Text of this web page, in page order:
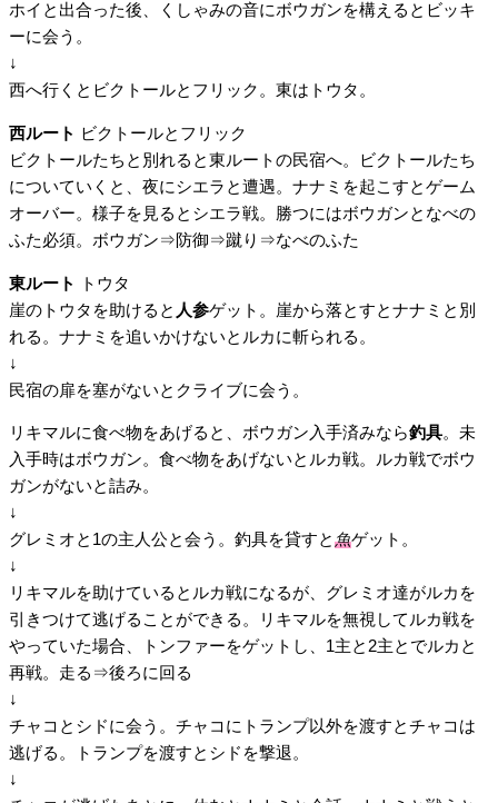
ホイと出合った後、くしゃみの音にボウガンを構えるとビッキ
ーに会う。
↓
西へ行くとビクトールとフリック。東はトウタ。
西ルート ビクトールとフリック
ビクトールたちと別れると東ルートの民宿へ。ビクトールたち
についていくと、夜にシエラと遭遇。ナナミを起こすとゲーム
オーバー。様子を見るとシエラ戦。勝つにはボウガンとなべの
ふた必須。ボウガン⇒防御⇒蹴り⇒なべのふた
東ルート
トウタ
崖のトウタを助けると 人参ゲット。崖から落とすとナナミと別
れる。ナナミを追いかけないとルカに斬られる。
↓
民宿の扉を塞がないとクライブに会う。
リキマルに食べ物をあげると、ボウガン入手済みなら釣具。未
入手時はボウガン。食べ物をあげないとルカ戦。ルカ戦でボウ
ガンがないと詰み。
↓
グレミオと1の主人公と会う。釣具を貸すと魚ゲット。
↓
リキマルを助けているとルカ戦になるが、グレミオ達がルカを
引きつけて逃げることができる。リキマルを無視してルカ戦を
やっていた場合、トンファーをゲットし、1主と2主とでルカと
再戦。走る⇒後ろに回る
↓
チャコとシドに会う。チャコにトランプ以外を渡すとチャコは
逃げる。トランプを渡すとシドを撃退。
↓